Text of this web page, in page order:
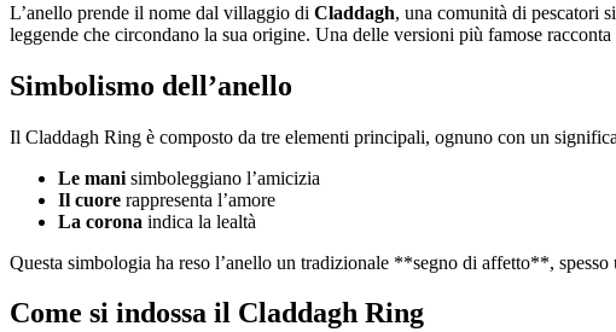
L’anello prende il nome dal villaggio di Claddagh, una comunità di pescatori
leggende che circondano la sua origine. Una delle versioni più famose
Simbolismo dell’anello
Il Claddagh Ring è composto da tre elementi principali, ognuno con un
Le mani simboleggiano l’amicizia
Il cuore rappresenta l’amore
La corona indica la lealtà
Questa simbologia ha reso l’anello un tradizionale **segno di affetto**, spesso
Come si indossa il Claddagh Ring